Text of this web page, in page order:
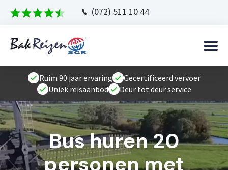
(072) 511 10 44
Ruim 90 jaar ervaring
Gecertificeerd vervoer
Uniek reisaanbod
Deur tot deur service
Bus huren 20
personen met